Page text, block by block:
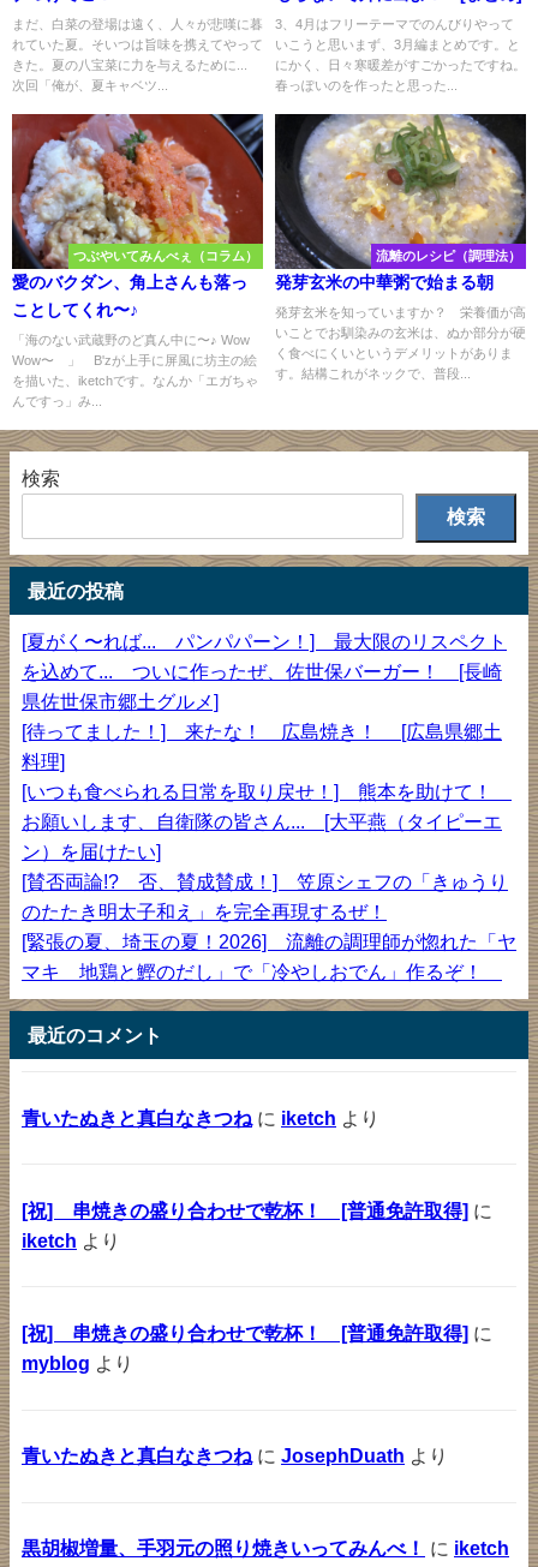
まだ、白菜の登場は遠く、人々が悲嘆に暮
れていた夏。そいつは旨味を携えてやって
きた。夏の八宝菜に力を与えるために...
次回「俺が、夏キャベツ...
3、4月はフリーテーマでのんびりやって
いこうと思いまず、3月編まとめです。と
にかく、日々寒暖差がすごかったですね。
春っぽいのを作ったと思った...
つぶやいてみんべぇ（コラム）
愛のバクダン、角上さんも落っ
ことしてくれ〜♪
「海のない武蔵野のど真ん中に〜♪ Wow
Wow〜 」 B'zが上手に屏風に坊主の絵
を描いた、iketchです。なんか「エガちゃ
んですっ」み...
流離のレシピ（調理法）
発芽玄米の中華粥で始まる朝
発芽玄米を知っていますか？ 栄養価が高
いことでお馴染みの玄米は、ぬか部分が硬
く食べにくいというデメリットがありま
す。結構これがネックで、普段...
検索
検索
最近の投稿
[夏がく〜れば... パンパパーン！] 最大限のリスペクト
を込めて... ついに作ったぜ、佐世保バーガー！ [長崎
県佐世保市郷土グルメ]
[待ってました！] 来たな！ 広島焼き！ [広島県郷土
料理]
[いつも食べられる日常を取り戻せ！] 熊本を助けて！
お願いします、自衛隊の皆さん... [大平燕（タイピーエ
ン）を届けたい]
[賛否両論!? 否、賛成賛成！] 笠原シェフの「きゅうり
のたたき明太子和え」を完全再現するぜ！
[緊張の夏、埼玉の夏！2026] 流離の調理師が惚れた「ヤ
マキ 地鶏と鰹のだし」で「冷やしおでん」作るぞ！
最近のコメント
青いたぬきと真白なきつね に iketch より
[祝] 串焼きの盛り合わせで乾杯！ [普通免許取得] に
iketch より
[祝] 串焼きの盛り合わせで乾杯！ [普通免許取得] に
myblog より
青いたぬきと真白なきつね に JosephDuath より
黒胡椒増量、手羽元の照り焼きいってみんべ！ に iketch